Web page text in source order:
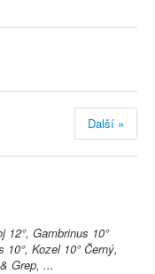
Další »
12°, Gambrinus 10°
Kozel 10° Černý,
Grep, ...